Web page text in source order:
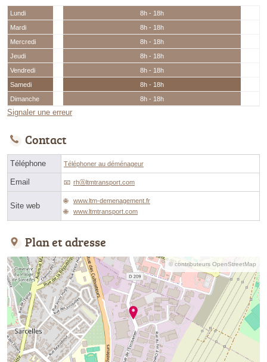
Lundi
8h - 18h
Mardi
8h - 18h
Mercredi
8h - 18h
Jeudi
8h - 18h
Vendredi
8h - 18h
Samedi
8h - 18h
Dimanche
8h - 18h
Signaler une erreur
Contact
Téléphone Téléphoner au déménageur
Email rhⓐltmtransport.com
Site web
www.ltm-demenagement.fr
www.ltmtransport.com
Plan et adresse
© contributeurs OpenStreetMap